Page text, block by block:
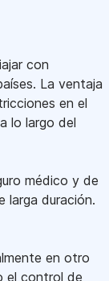
con
La ventaja
en el
lo largo del
médico y de
larga duración.
en otro
el control de